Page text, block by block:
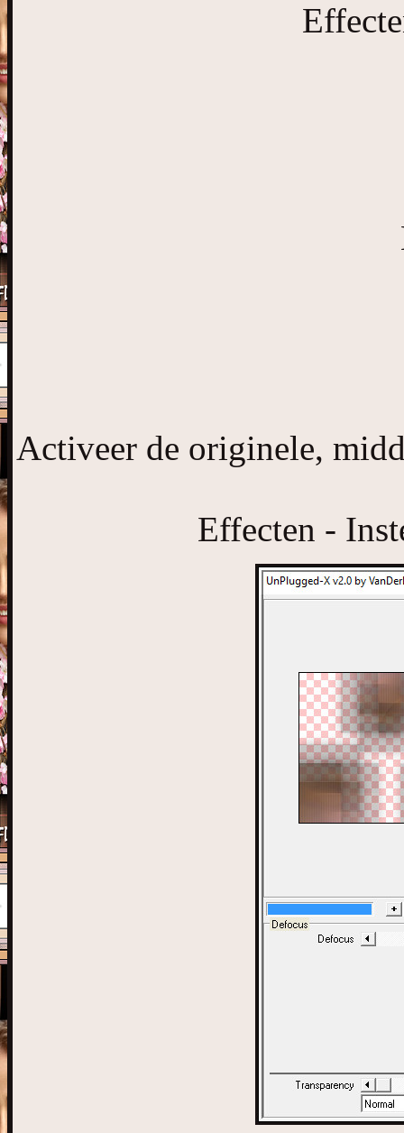
Activeer de originele,
Effecten -